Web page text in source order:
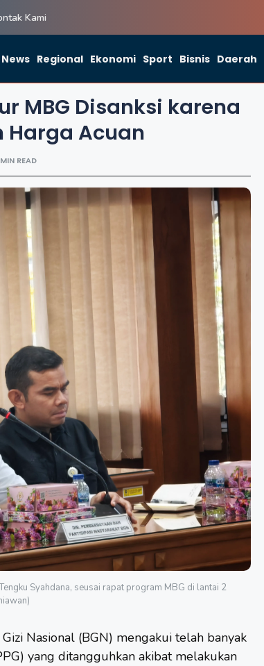
Kami
News Regional Ekonomi Sport Bisnis Daerah
MBG Disanksi karena
Harga Acuan
READ
Syahdana, seusai rapat program MBG di lantai 2
Gizi Nasional (BGN) mengakui telah banyak
yang ditangguhkan akibat melakukan